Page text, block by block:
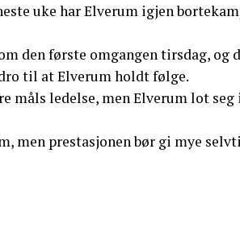
uke har Elverum igjen
den første omgangen tirsdag, og
til at Elverum holdt følge.
måls ledelse, men Elverum lot
men prestasjonen bør gi mye